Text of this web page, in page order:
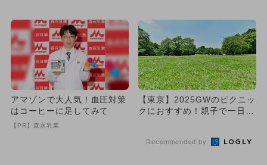
アマゾンで大人気！血圧対策
はコーヒーに足してみて
【PR】森永乳業
【東京】2025GWのピクニッ
クにおすすめ！親子で一日中
Recommended by